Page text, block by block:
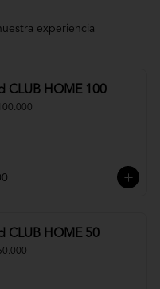
experiencia
CLUB HOME 100
CLUB HOME 50